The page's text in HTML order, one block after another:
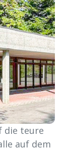
die teure
auf dem